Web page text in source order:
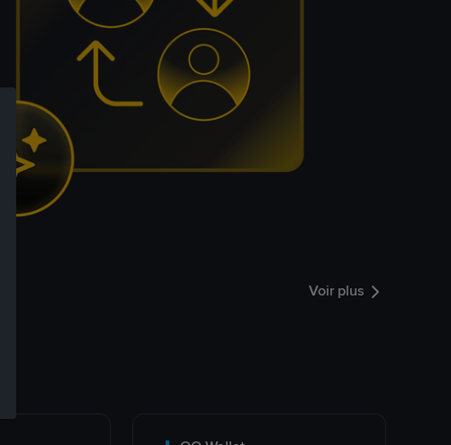
Voir plus